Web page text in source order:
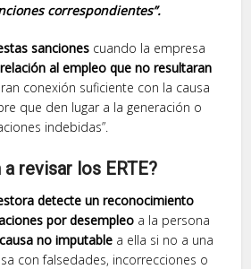
correspondientes”.
sanciones cuando la empresa
al empleo que no resultaran
conexión suficiente con la causa
que den lugar a la generación o
indebidas”.
a revisar los ERTE?
detecte un reconocimiento
por desempleo a la persona
no imputable a ella si no a una
con falsedades, incorrecciones o